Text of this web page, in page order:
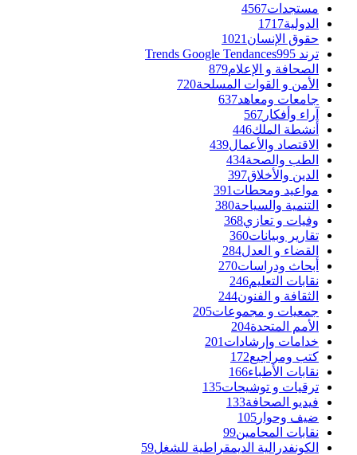
مستجدات4567
الدولية1717
حقوق الإنسان 1021
ترند Trends Google Tendances 995
الصحافة و الإعلام879
الأمن و القوات المسلحة720
جامعات ومعاهد637
آراء وأفكار 567
أنشطة الملك446
الاقتصاد والأعمال439
الطب والصحة434
الدين والأخلاق397
مواعيد ومحطات 391
التنمية والسياحة380
وفيات و تعازي368
تقارير وبيانات360
القضاء و العدل284
أبحاث ودراسات270
نقابات التعليم246
الثقافة و الفنون244
جمعيات و مجموعات205
الأمم المتحدة204
خدامات وإرشادات 201
كتب ومراجيع172
نقابات الأطباء166
ترقيات و توشيحات135
فيديو الصحافة133
ضيف وحوار 105
نقابات المحامين99
الكونفدرالية الديمقراطية للشغل59